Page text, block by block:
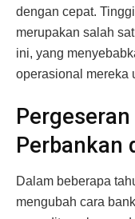
dengan cepat.
merupakan salah
ini, yang
operasional mereka
Perbankan
Dalam beberapa
mengubah cara